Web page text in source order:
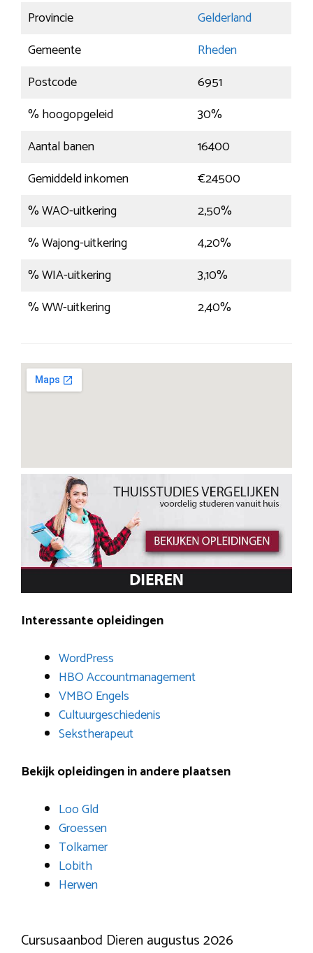
Provincie
Gelderland
Gemeente
Rheden
Postcode
6951
% hoogopgeleid
30%
Aantal banen
16400
Gemiddeld inkomen
€24500
% WAO-uitkering
2,50%
% Wajong-uitkering
4,20%
% WIA-uitkering
3,10%
% WW-uitkering
2,40%
Interessante opleidingen
WordPress
HBO Accountmanagement
VMBO Engels
Cultuurgeschiedenis
Sekstherapeut
Bekijk opleidingen in andere plaatsen
Loo Gld
Groessen
Tolkamer
Lobith
Herwen
Cursusaanbod Dieren augustus 2026